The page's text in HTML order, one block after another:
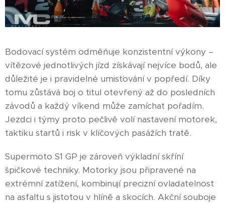
Bodovací systém odměňuje konzistentní výkony –
vítězové jednotlivých jízd získávají nejvíce bodů, ale
důležité je i pravidelné umisťování v popředí. Díky
tomu zůstává boj o titul otevřený až do posledních
závodů a každý víkend může zamíchat pořadím.
Jezdci i týmy proto pečlivě volí nastavení motorek,
taktiku startů i risk v klíčových pasážích tratě.
Supermoto S1 GP je zároveň výkladní skříní
špičkové techniky. Motorky jsou připravené na
extrémní zatížení, kombinují precizní ovladatelnost
na asfaltu s jistotou v hlíně a skocích. Akční souboje